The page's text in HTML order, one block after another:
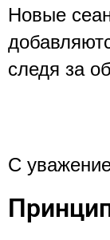
Новые
следя за
С